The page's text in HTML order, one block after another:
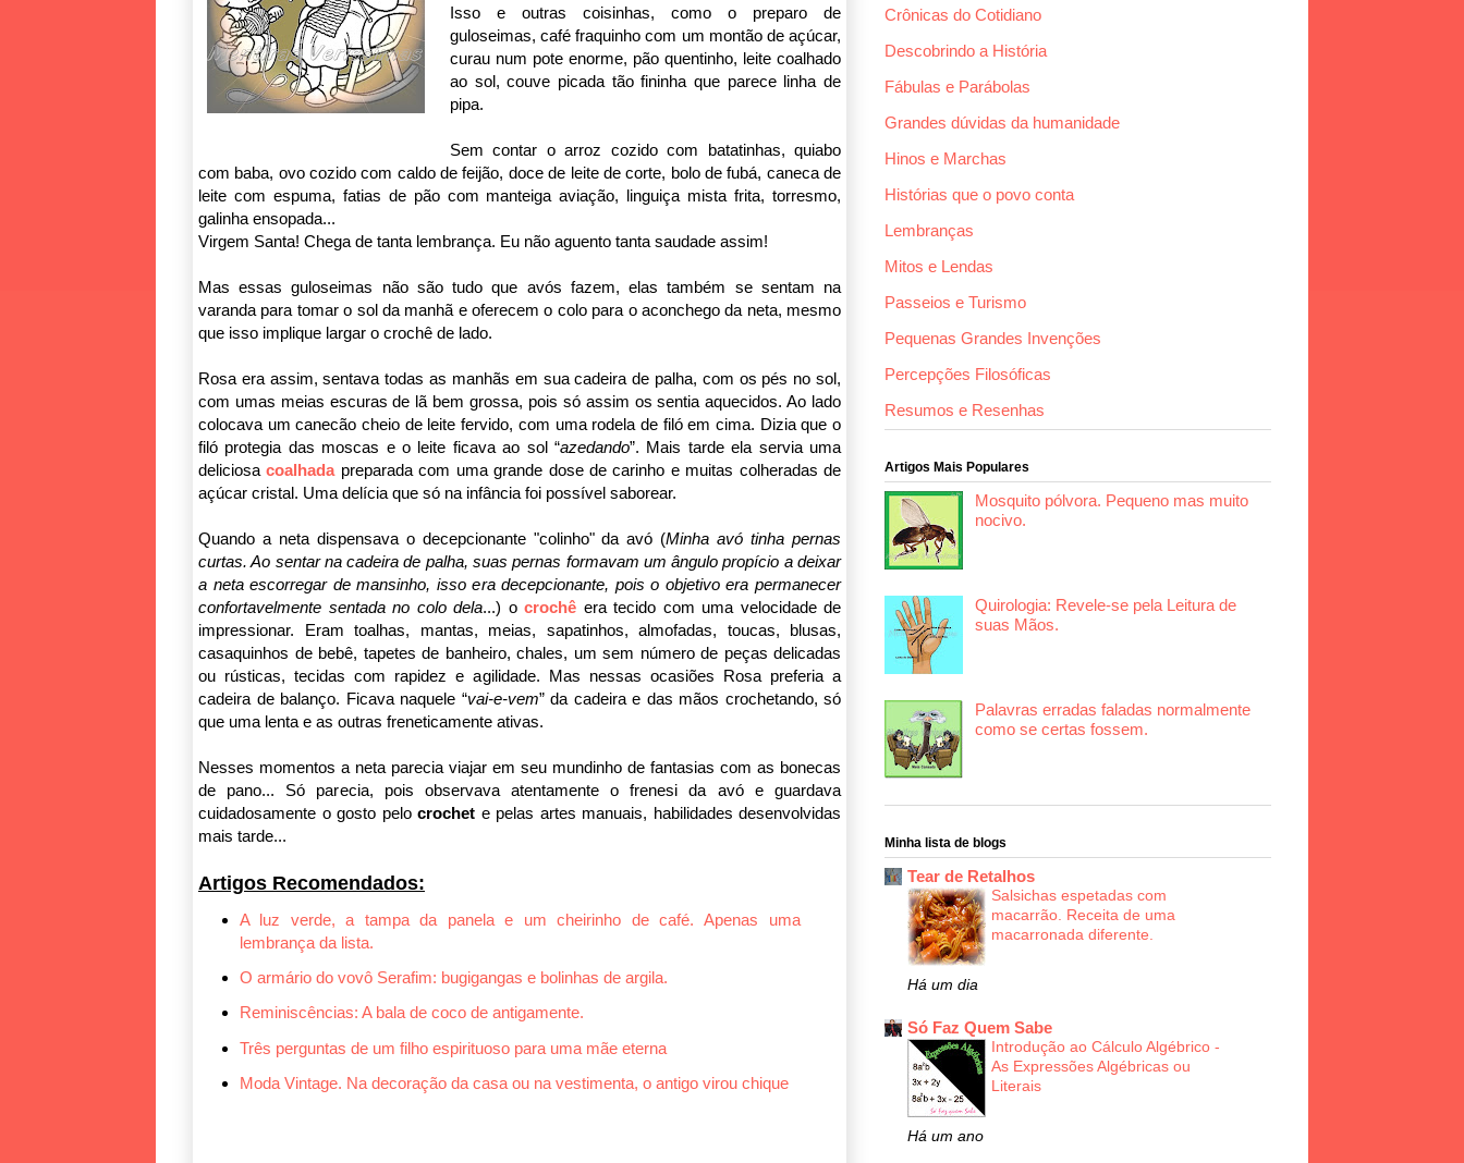
Isso e outras coisinhas, como o preparo de
guloseimas, café fraquinho com um montão de açúcar,
curau num pote enorme, pão quentinho, leite coalhado
ao sol, couve picada tão fininha que parece linha de
pipa.
Sem contar o arroz cozido com batatinhas, quiabo
com baba, ovo cozido com caldo de feijão, doce de leite de corte, bolo de fubá, caneca de
leite com espuma, fatias de pão com manteiga aviação, linguiça mista frita, torresmo,
galinha ensopada...
Virgem Santa! Chega de tanta lembrança. Eu não aguento tanta saudade assim!
Mas essas guloseimas não são tudo que avós fazem, elas também se sentam na
varanda para tomar o sol da manhã e oferecem o colo para o aconchego da neta, mesmo
que isso implique largar o crochê de lado.
Rosa era assim, sentava todas as manhãs em sua cadeira de palha, com os pés no sol,
com umas meias escuras de lã bem grossa, pois só assim os sentia aquecidos. Ao lado
colocava um canecão cheio de leite fervido, com uma rodela de filó em cima. Dizia que o
filó protegia das moscas e o leite ficava ao sol “azedando”. Mais tarde ela servia uma
deliciosacoalhadapreparada com uma grande dose de carinho e muitas colheradas de
açúcar cristal. Uma delícia que só na infância foi possível saborear.
Quando a neta dispensava o decepcionante "colinho" da avó (Minha avó tinha pernas
curtas. Ao sentar na cadeira de palha, suas pernas formavam um ângulo propício a deixar
a neta escorregar de mansinho, isso era decepcionante, pois o objetivo era permanecer
confortavelmente sentada no colo dela...) o crochê era tecido com uma velocidade de
impressionar. Eram toalhas, mantas, meias, sapatinhos, almofadas, toucas, blusas,
casaquinhos de bebê, tapetes de banheiro, chales, um sem número de peças delicadas
ou rústicas, tecidas com rapidez e agilidade. Mas nessas ocasiões Rosa preferia a
cadeira de balanço. Ficava naquele “vai-e-vem” da cadeira e das mãos crochetando, só
que uma lenta e as outras freneticamente ativas.
Nesses momentos a neta parecia viajar em seu mundinho de fantasias com as bonecas
de pano... Só parecia, pois observava atentamente o frenesi da avó e guardava
cuidadosamente o gosto pelo crochet e pelas artes manuais, habilidades desenvolvidas
mais tarde...
Artigos Recomendados:
A luz verde, a tampa da panela e um cheirinho de café. Apenas uma
lembrança da lista.
O armário do vovô Serafim: bugigangas e bolinhas de argila.
Reminiscências: A bala de coco de antigamente.
Três perguntas de um filho espirituoso para uma mãe eterna
Moda Vintage. Na decoração da casa ou na vestimenta, o antigo virou chique
Crônicas do Cotidiano
Descobrindo a História
Fábulas e Parábolas
Grandes dúvidas da humanidade
Hinos e Marchas
Histórias que o povo conta
Lembranças
Mitos e Lendas
Passeios e Turismo
Pequenas Grandes Invenções
Percepções Filosóficas
Resumos e Resenhas
Artigos Mais Populares
Mosquito pólvora. Pequeno mas muito
nocivo.
Quirologia: Revele-se pela Leitura de
suas Mãos.
Palavras erradas faladas normalmente
como se certas fossem.
Minha lista de blogs
Tear de Retalhos
Salsichas espetadas com
macarrão. Receita de uma
macarronada diferente.
Há um dia
Só Faz Quem Sabe
Introdução ao Cálculo Algébrico -
As Expressões Algébricas ou
Literais
Há um ano